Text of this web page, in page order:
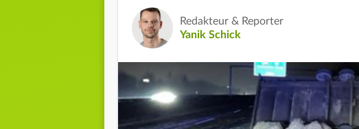
Redakteur & Reporter
Yanik Schick